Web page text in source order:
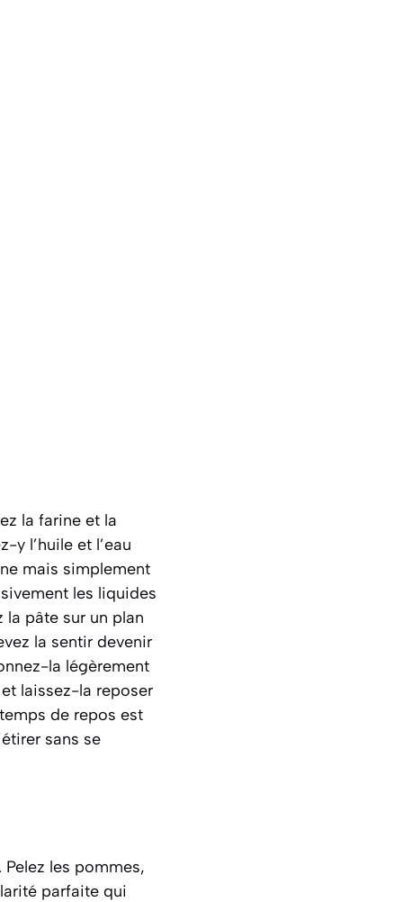
la farine et la
y l’huile et l’eau
mais simplement
les liquides
la pâte sur un plan
la sentir devenir
la légèrement
laissez-la reposer
de repos est
sans se
les pommes,
parfaite qui